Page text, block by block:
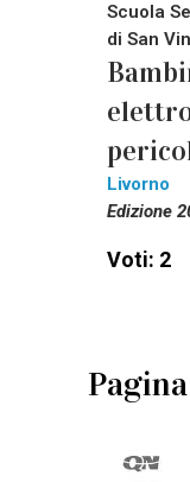
Scuola
di San
Livorno
Edizione
Voti: 2